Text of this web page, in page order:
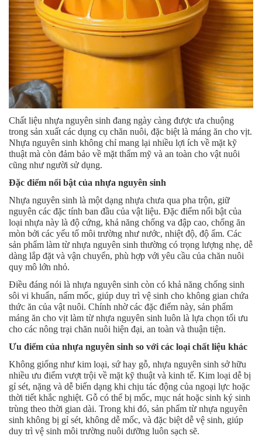
Chất liệu nhựa nguyên sinh đang ngày càng được ưa chuộng
trong sản xuất các dụng cụ chăn nuôi, đặc biệt là máng ăn cho vịt.
Nhựa nguyên sinh không chỉ mang lại nhiều lợi ích về mặt kỹ
thuật mà còn đảm bảo về mặt thẩm mỹ và an toàn cho vật nuôi
cũng như người sử dụng.
Đặc điểm nổi bật của nhựa nguyên sinh
Nhựa nguyên sinh là một dạng nhựa chưa qua pha trộn, giữ
nguyên các đặc tính ban đầu của vật liệu. Đặc điểm nổi bật của
loại nhựa này là độ cứng, khả năng chống va đập cao, chống ăn
mòn bởi các yếu tố môi trường như nước, nhiệt độ, độ ẩm. Các
sản phẩm làm từ nhựa nguyên sinh thường có trọng lượng nhẹ, dễ
dàng lắp đặt và vận chuyển, phù hợp với yêu cầu của chăn nuôi
quy mô lớn nhỏ.
Điều đáng nói là nhựa nguyên sinh còn có khả năng chống sinh
sôi vi khuẩn, nấm mốc, giúp duy trì vệ sinh cho không gian chứa
thức ăn của vật nuôi. Chính nhờ các đặc điểm này, sản phẩm
máng ăn cho vịt làm từ nhựa nguyên sinh luôn là lựa chọn tối ưu
cho các nông trại chăn nuôi hiện đại, an toàn và thuận tiện.
Ưu điểm của nhựa nguyên sinh so với các loại chất liệu khác
Không giống như kim loại, sứ hay gỗ, nhựa nguyên sinh sở hữu
nhiều ưu điểm vượt trội về mặt kỹ thuật và kinh tế. Kim loại dễ bị
gỉ sét, nặng và dễ biến dạng khi chịu tác động của ngoại lực hoặc
thời tiết khắc nghiệt. Gỗ có thể bị mốc, mục nát hoặc sinh ký sinh
trùng theo thời gian dài. Trong khi đó, sản phẩm từ nhựa nguyên
sinh không bị gỉ sét, không dễ mốc, và đặc biệt dễ vệ sinh, giúp
duy trì vệ sinh môi trường nuôi dưỡng luôn sạch sẽ.